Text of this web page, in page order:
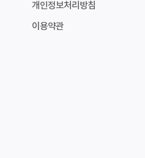
개인정보처리방침
이용약관